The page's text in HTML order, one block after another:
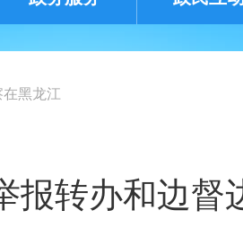
黑龙江
报转办和边督